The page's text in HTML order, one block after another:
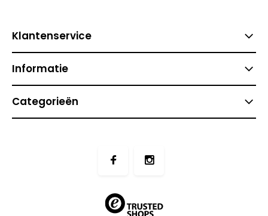
Klantenservice
Informatie
Categorieën